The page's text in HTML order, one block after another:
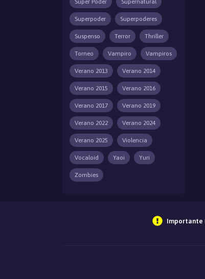
Super Poder Supernatural
Superpoder Superpoderes
Suspenso Terror Thriller
Torneo Vampiro Vampiros
Verano 2013 Verano 2014
Verano 2015 Verano 2016
Verano 2017 Verano 2019
Verano 2022 Verano 2024
Verano 2025 Violencia
Vocaloid Yaoi Yuri
Zombies
Importante